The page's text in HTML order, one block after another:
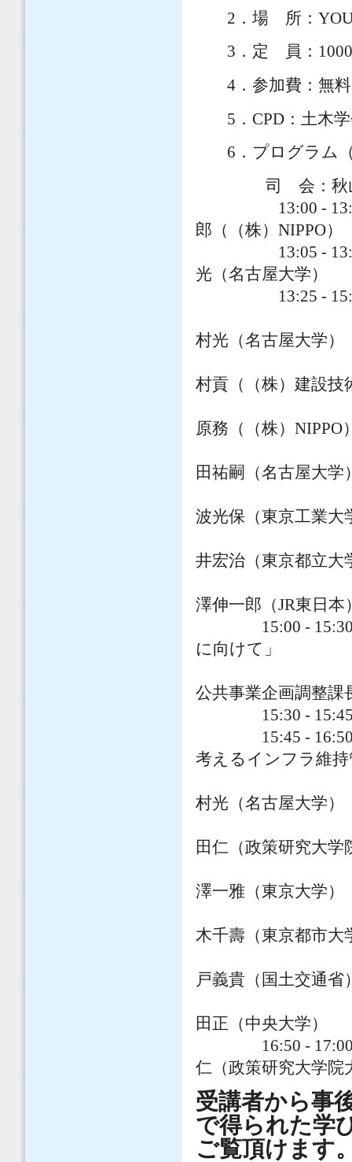
2．場 所：
3．定 員：
4．参加費：無料
5．CPD：土木
6．プログラム
司 会：秋山充
13:00 -
郎（（株）NIPPO）
13:05 - 13:25
光（名古屋大学）
13:25 - 15:00
村光（名古屋大学）
村貢（（株）建設技
原務（（株）NIPPO
田祐嗣（名古屋大学
波光保（東京工業大
井宏治（東京都立大
澤伸一郎（JR東日本
15:00 - 15:30 特
に向けて」
公共事業企画調整課
15:30 - 15:45
15:45 - 16:50
考えるインフラ維
村光（名古屋大学）
田仁（政策研究大学
澤一雅（東京大学）
木千壽（東京都市大
戸義貴（国土交通省
田正（中央大学）
16:50 -
仁（政策研究大学院
受講者から事
で得られた学
ご覧頂けます